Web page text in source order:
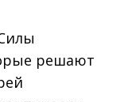
решают